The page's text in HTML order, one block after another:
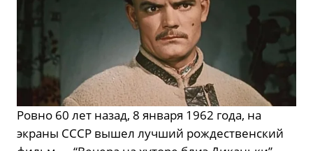
Ровно 60 лет назад, 8 января 1962 года, на
экраны СССР вышел лучший рождественский